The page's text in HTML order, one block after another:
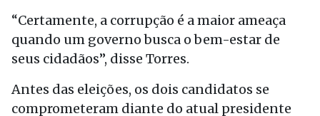
“Certamente, a corrupção é a maior ameaça
quando um governo busca o bem-estar de
seus cidadãos”, disse Torres.
Antes das eleições, os dois candidatos se
comprometeram diante do atual presidente